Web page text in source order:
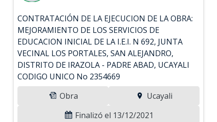
CONTRATACIÓN DE LA EJECUCION DE LA OBRA:
MEJORAMIENTO DE LOS SERVICIOS DE
EDUCACION INICIAL DE LA I.E.I. N 692, JUNTA
VECINAL LOS PORTALES, SAN ALEJANDRO,
DISTRITO DE IRAZOLA - PADRE ABAD, UCAYALI
CODIGO UNICO No 2354669
Obra
Ucayali
Finalizó el 13/12/2021